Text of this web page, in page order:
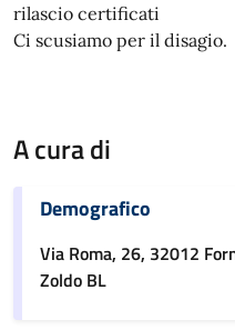
rilascio certificati
Ci scusiamo per il disagio.
A cura di
Demografico
Via Roma, 26, 32012
Zoldo BL